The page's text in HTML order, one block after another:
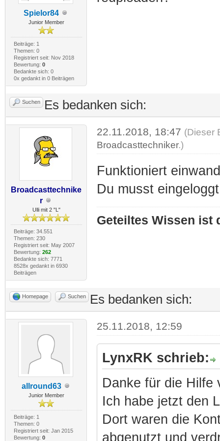
Spielor84
Junior Member
Beiträge: 1
Themen: 0
Registriert seit: Nov 2018
Bewertung: 0
Bedankte sich: 0
0x gedankt in 0 Beiträgen
Suchen Es bedanken sich:
Broadcasttechnike
r
Ulli mit 2 "L"
Beiträge: 34.551
Themen: 230
Registriert seit: May 2007
Bewertung: 262
Bedankte sich: 7771
8528x gedankt in 6930
Beiträgen
22.11.2018, 18:47 (Dieser
Broadcasttechniker.)
Funktioniert
Du musst
Geteiltes Wissen ist
Homepage Suchen Es bedanken sich:
allround63
Junior Member
Beiträge: 1
Themen: 0
Registriert seit: Jan 2015
Bewertung: 0
25.11.2018, 12:59
LynxRK schrieb:
Danke für die Hilfe
Ich habe jetzt den
Dort waren die
abgenutzt und